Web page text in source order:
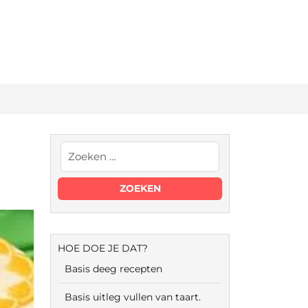
HOE DOE JE DAT?
Basis deeg recepten
Basis uitleg vullen van taart.